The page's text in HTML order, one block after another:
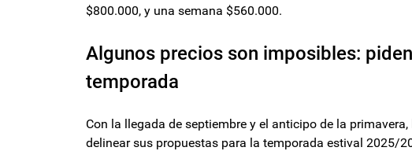
$800.000, y una semana $560.000.
Algunos precios son imposibles:
temporada
Con la llegada de septiembre y el anticipo de la
delinear sus propuestas para la temporada estival 2025/